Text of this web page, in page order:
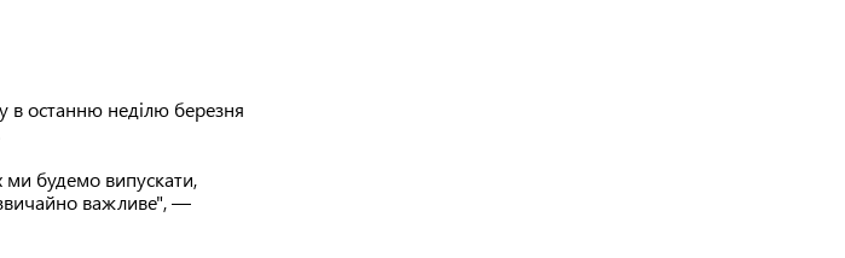
в останню неділю березня
ми будемо випускати,
важливе", —